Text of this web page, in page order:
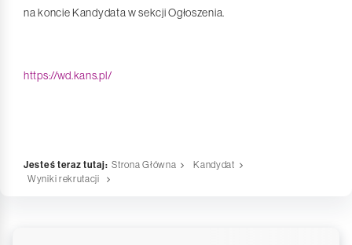
na koncie Kandydata w sekcji Ogłoszenia.
https://wd.kans.pl/
Jesteś teraz tutaj: Strona Główna
Kandydat
Wyniki rekrutacji